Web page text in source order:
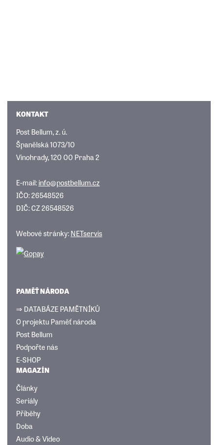
KONTAKT
Post Bellum, z. ú.
Španělská 1073/10
Vinohrady, 120 00 Praha 2
E-mail:info@postbellum.cz
IČO: 26548526
DIČ: CZ 26548526
Webové stránky:NETservis
PAMĚŤ NÁRODA
⇒ DATABÁZE PAMĚTNÍKŮ
O projektu Paměť národa
Post Bellum
Podpořte nás
E-SHOP
MAGAZÍN
Články
Seriály
Příběhy
Doba
Audio & Video